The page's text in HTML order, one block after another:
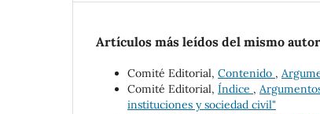
Artículos más leídos del mismo
Comité Editorial, Contenido ,
Comité Editorial, Índice ,
instituciones y sociedad civil"